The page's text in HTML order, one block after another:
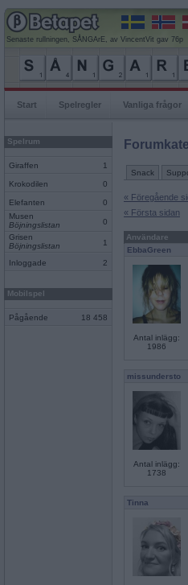
Senaste rullningen, SÅNGArE, av VincentVit gav 76p
Start Spelregler Vanliga frågor
Spelrum
Giraffen 1
Krokodilen 0
Elefanten
0
Musen
Böjningslistan
0
Grisen
Böjningslistan
1
Inloggade 2
Mobilspel
Pågående 18 458
Snack
« Föregående
« Första sidan
Användare
EbbaGreen
Antal inlägg:
1986
missundersto
Antal inlägg:
1738
Tinna